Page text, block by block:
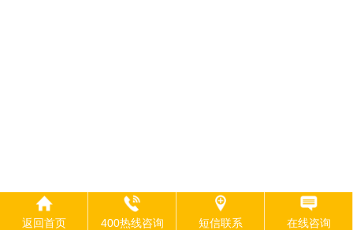
返回首页 400热线咨询 短信联系 在线咨询